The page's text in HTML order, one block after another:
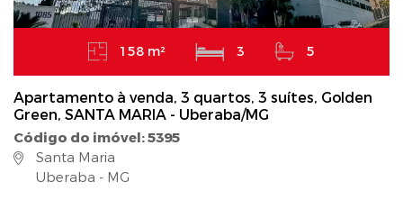
158 m² 3 5
Apartamento à venda, 3 quartos, 3 suítes, Golden
Green, SANTA MARIA - Uberaba/MG
Código do imóvel: 5395
Santa Maria
Uberaba - MG